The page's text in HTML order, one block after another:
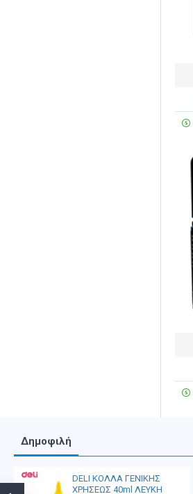
Δημοφιλή
DELI ΚΟΛΛΑ ΓΕΝΙΚΗΣ
ΧΡΗΣΕΩΣ 40ml ΛΕΥΚΗ